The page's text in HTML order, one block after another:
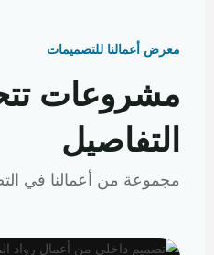
معرض أعمالنا للتصميمات
مشروعات
التفاصيل
مجموعة من أعمالنا في